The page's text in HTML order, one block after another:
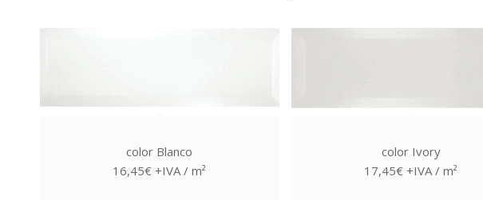
color Blanco
16,45€ +IVA / m²
color Ivory
17,45€ +IVA / m²